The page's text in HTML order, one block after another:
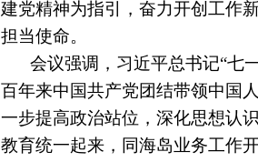
建党精神为指引，奋力开创工作
担当使命。
会议强调，习近平总书记“七
百年来中国共产党团结带领中国
一步提高政治站位，深化思想认
教育统一起来，同海岛业务工作